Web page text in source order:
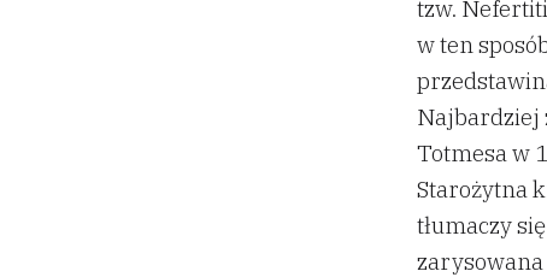
tzw.
w ten
Najbardziej
Totmesa w
Starożytna
tłumaczy
zarysowana